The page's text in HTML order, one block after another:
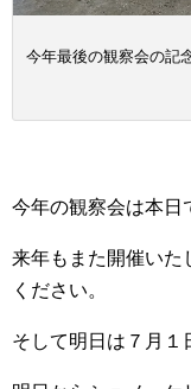
今年最後の観察会の記
今年の観察会は本日
来年もまた開催いた
ください。
そして明日は７月１